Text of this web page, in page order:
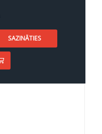
SAZINĀTIES